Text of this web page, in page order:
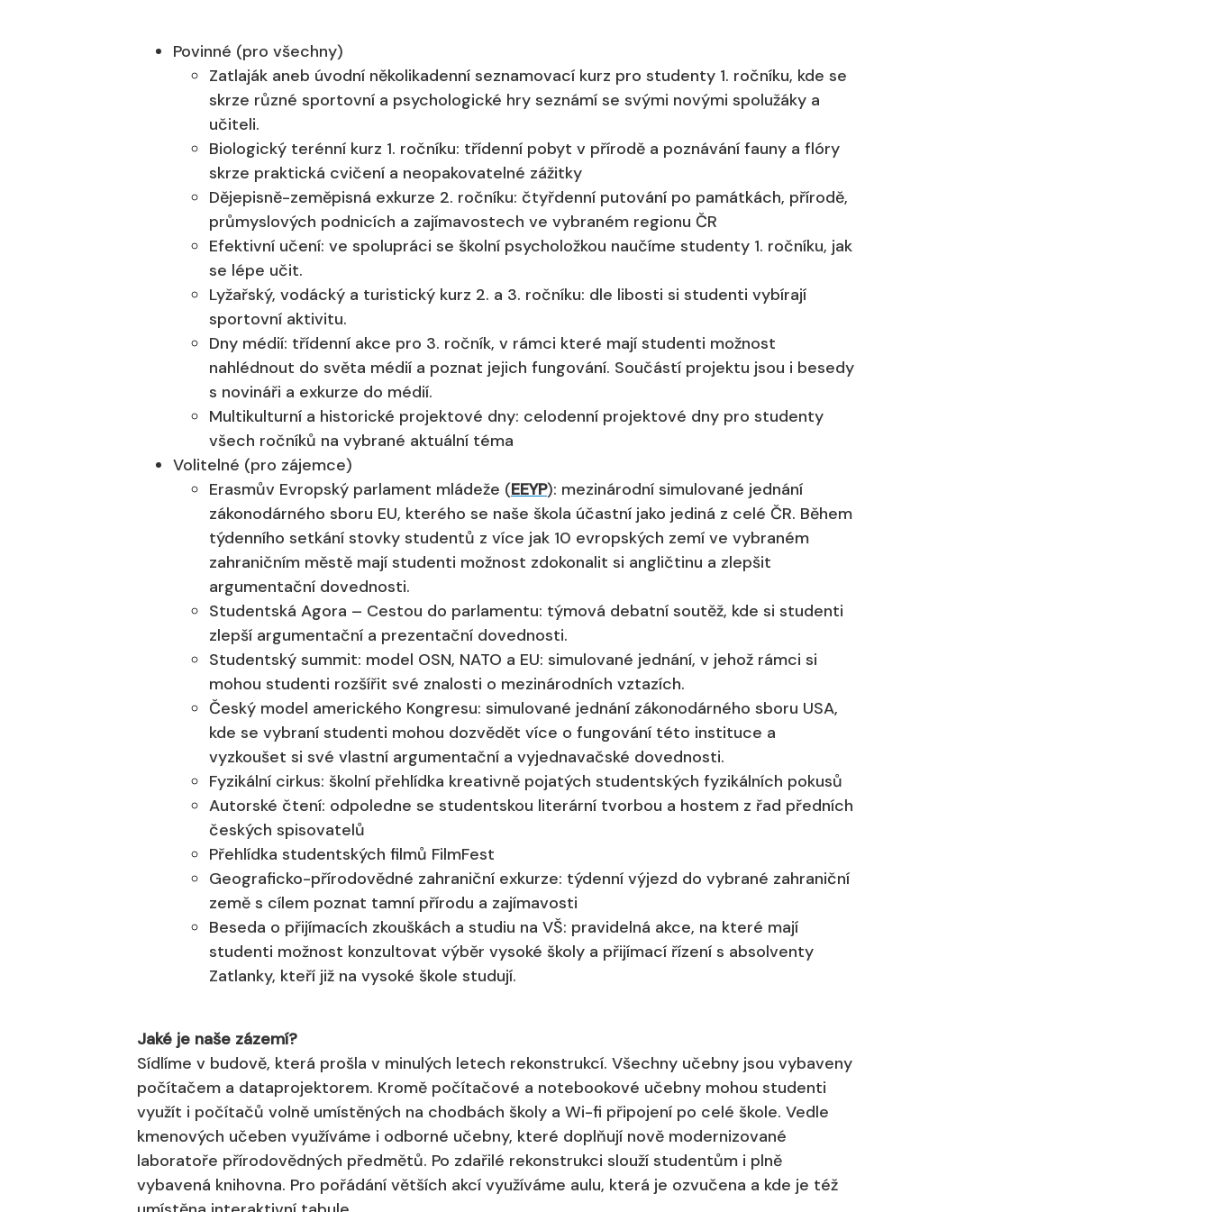
Povinné (pro všechny)
Zatlaják aneb úvodní několikadenní seznamovací kurz pro studenty 1. ročníku, kde se
skrze různé sportovní a psychologické hry seznámí se svými novými spolužáky a
učiteli.
Biologický terénní kurz 1. ročníku: třídenní pobyt v přírodě a poznávání fauny a flóry
skrze praktická cvičení a neopakovatelné zážitky
Dějepisně-zeměpisná exkurze 2. ročníku: čtyřdenní putování po památkách, přírodě,
průmyslových podnicích a zajímavostech ve vybraném regionu ČR
Efektivní učení: ve spolupráci se školní psycholožkou naučíme studenty 1. ročníku, jak
se lépe učit.
Lyžařský, vodácký a turistický kurz 2. a 3. ročníku: dle libosti si studenti vybírají
sportovní aktivitu.
Dny médií: třídenní akce pro 3. ročník, v rámci které mají studenti možnost
nahlédnout do světa médií a poznat jejich fungování. Součástí projektu jsou i besedy
s novináři a exkurze do médií.
Multikulturní a historické projektové dny: celodenní projektové dny pro studenty
všech ročníků na vybrané aktuální téma
Volitelné (pro zájemce)
Erasmův Evropský parlament mládeže (EEYP): mezinárodní simulované jednání
zákonodárného sboru EU, kterého se naše škola účastní jako jediná z celé ČR. Během
týdenního setkání stovky studentů z více jak 10 evropských zemí ve vybraném
zahraničním městě mají studenti možnost zdokonalit si angličtinu a zlepšit
argumentační dovednosti.
Studentská Agora – Cestou do parlamentu: týmová debatní soutěž, kde si studenti
zlepší argumentační a prezentační dovednosti.
Studentský summit: model OSN, NATO a EU: simulované jednání, v jehož rámci si
mohou studenti rozšířit své znalosti o mezinárodních vztazích.
Český model amerického Kongresu: simulované jednání zákonodárného sboru USA,
kde se vybraní studenti mohou dozvědět více o fungování této instituce a
vyzkoušet si své vlastní argumentační a vyjednavačské dovednosti.
Fyzikální cirkus: školní přehlídka kreativně pojatých studentských fyzikálních pokusů
Autorské čtení: odpoledne se studentskou literární tvorbou a hostem z řad předních
českých spisovatelů
Přehlídka studentských filmů FilmFest
Geograficko-přírodovědné zahraniční exkurze: týdenní výjezd do vybrané zahraniční
země s cílem poznat tamní přírodu a zajímavosti
Beseda o přijímacích zkouškách a studiu na VŠ: pravidelná akce, na které mají
studenti možnost konzultovat výběr vysoké školy a přijímací řízení s absolventy
Zatlanky, kteří již na vysoké škole studují.
Jaké je naše zázemí?
Sídlíme v budově, která prošla v minulých letech rekonstrukcí. Všechny učebny jsou vybaveny
počítačem a dataprojektorem. Kromě počítačové a notebookové učebny mohou studenti
využít i počítačů volně umístěných na chodbách školy a Wi-fi připojení po celé škole. Vedle
kmenových učeben využíváme i odborné učebny, které doplňují nově modernizované
laboratoře přírodovědných předmětů. Po zdařilé rekonstrukci slouží studentům i plně
vybavená knihovna. Pro pořádání větších akcí využíváme aulu, která je ozvučena a kde je též